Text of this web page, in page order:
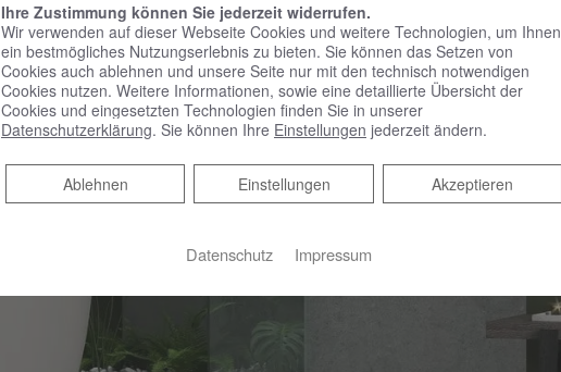
Ihre Zustimmung können Sie jederzeit widerrufen.
Wir verwenden auf dieser Webseite Cookies und weitere Technologien, um Ihnen
ein bestmögliches Nutzungserlebnis zu bieten. Sie können das Setzen von
Cookies auch ablehnen und unsere Seite nur mit den technisch notwendigen
Cookies nutzen. Weitere Informationen, sowie eine detaillierte Übersicht der
Cookies und eingesetzten Technologien finden Sie in unserer
Datenschutzerklärung. Sie können Ihre Einstellungen jederzeit ändern.
Akzeptieren
Einstellungen
Ablehnen
Ablehnen
Datenschutz Impressum